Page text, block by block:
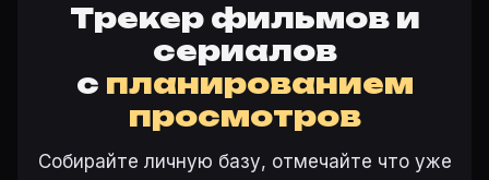
Трекер фильмов и
сериалов
с планированием
просмотров
Собирайте личную базу, отмечайте что уже